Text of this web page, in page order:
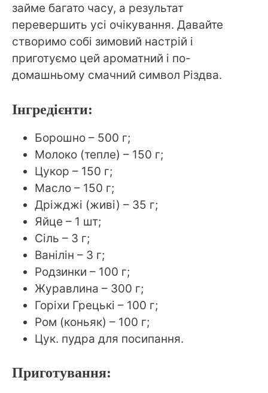
займе багато часу, а результат
перевершить усі очікування. Давайте
створимо собі зимовий настрій і
приготуємо цей ароматний і по-
домашньому смачний символ Різдва.
Інгредієнти:
Борошно – 500 г;
Молоко (тепле) – 150 г;
Цукор – 150 г;
Масло – 150 г;
Дріжджі (живі) – 35 г;
Яйце – 1 шт;
Сіль – 3 г;
Ванілін – 3 г;
Родзинки – 100 г;
Журавлина – 300 г;
Горіхи Грецькі – 100 г;
Ром (коньяк) – 100 г;
Цук. пудра для посипання.
Приготування: